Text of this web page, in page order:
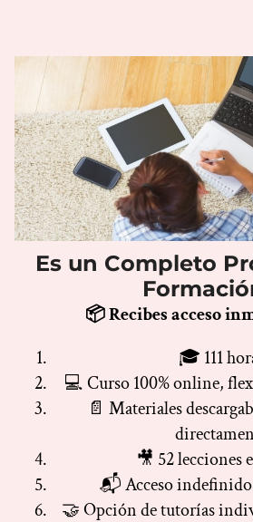
Es un Completo
📦 Recibes acceso
🎓 111
💻 Curso 100% online,
📄 Materiales
🎥 52 lecciones
📬 Acceso
🤝 Opción de tutorías